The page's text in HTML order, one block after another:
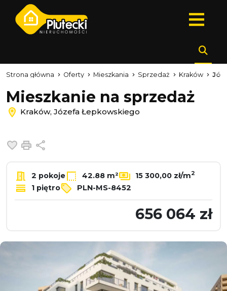
Strona główna Oferty Mieszkania Sprzedaż Kraków
Mieszkanie na sprzedaż
Kraków, Józefa Łepkowskiego
Dodaj do ulubionych
Drukuj
2 pokoje 42.88 m² 15 300,00 zł/m2
1 piętro PLN-MS-8452
656 064 zł